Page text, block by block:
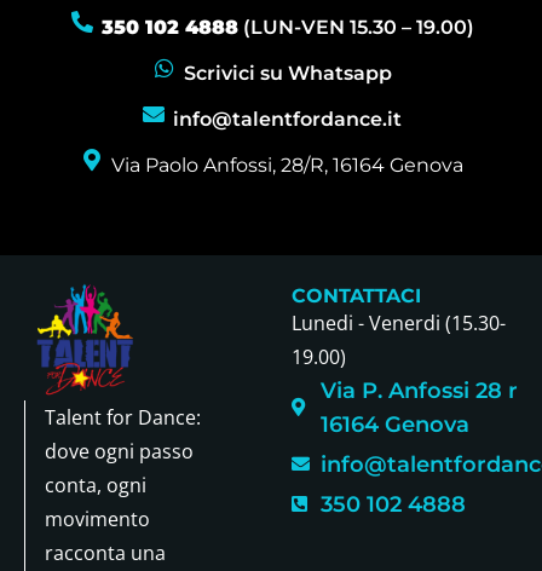
350 102 4888(LUN-VEN 15.30 – 19.00)
Scrivici su Whatsapp
info@talentfordance.it
Via Paolo Anfossi, 28/R, 16164 Genova
Talent for Dance:
dove ogni passo
conta, ogni
movimento
racconta una
CONTATTACI
Lunedi - Venerdi (15.30-
19.00)
Via P. Anfossi 28 r
16164 Genova
350 102 4888